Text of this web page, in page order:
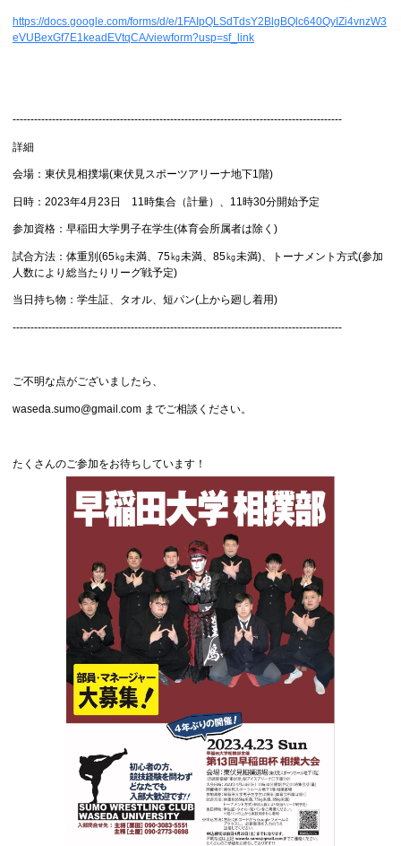
https://docs.google.com/forms/d/e/1FAIpQLSdTdsY2BlgBQlc640QyIZi4vnzW3
eVUBexGf7E1keadEVtqCA/viewform?usp=sf_link
--------------------------------------------------------------------------------------------
詳細
会場：東伏見相撲場(東伏見スポーツアリーナ地下1階)
日時：2023年4月23日 11時集合（計量）、11時30分開始予定
参加資格：早稲田大学男子在学生(体育会所属者は除く)
試合方法：体重別(65㎏未満、75㎏未満、85㎏未満)、トーナメント方式(参加
人数により総当たりリーグ戦予定)
当日持ち物：学生証、タオル、短パン(上から廻し着用)
--------------------------------------------------------------------------------------------
ご不明な点がございましたら、
waseda.sumo@gmail.com までご相談ください。
たくさんのご参加をお待ちしています！